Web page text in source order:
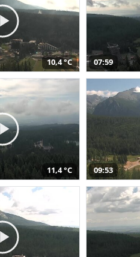
10,4 °C 07:59
11,4 °C 09:53